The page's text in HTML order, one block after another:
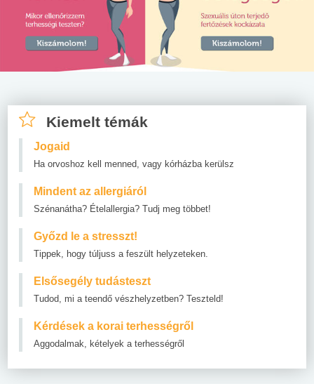
Kiemelt témák
Jogaid
Ha orvoshoz kell menned, vagy kórházba kerülsz
Mindent az allergiáról
Szénanátha? Ételallergia? Tudj meg többet!
Győzd le a stresszt!
Tippek, hogy túljuss a feszült helyzeteken.
Elsősegély tudásteszt
Tudod, mi a teendő vészhelyzetben? Teszteld!
Kérdések a korai terhességről
Aggodalmak, kételyek a terhességről